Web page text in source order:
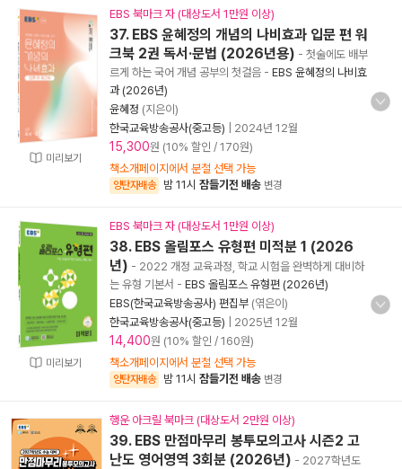
미리보기
EBS 북마크 자 (대상도서 1만원 이상)
37. EBS 윤혜정의 개념의 나비효과 입문 편 워
크북 2권 독서·문법 (2026년용) - 첫술에도 배부
르게 하는 국어 개념 공부의 첫걸음 - EBS 윤혜정의 나비효
과 (2026년)
윤혜정 (지은이)
한국교육방송공사(중고등)
2024년 12월
15,300원 (10% 할인 / 170원)
책소개페이지에서 분철 선택 가능
양탄자배송 밤 11시 잠들기전 배송 변경
미리보기
EBS 북마크 자 (대상도서 1만원 이상)
38. EBS 올림포스 유형편 미적분 1 (2026
년) - 2022 개정 교육과정, 학교 시험을 완벽하게 대비하
는 유형 기본서 - EBS 올림포스 유형편 (2026년)
EBS(한국교육방송공사) 편집부 (엮은이)
한국교육방송공사(중고등)
2025년 12월
14,400원 (10% 할인 / 160원)
책소개페이지에서 분철 선택 가능
양탄자배송 밤 11시 잠들기전 배송 변경
행운 아크릴 북마크 (대상도서 2만원 이상)
39. EBS 만점마무리 봉투모의고사 시즌2 고
난도 영어영역 3회분 (2026년) - 2027학년도